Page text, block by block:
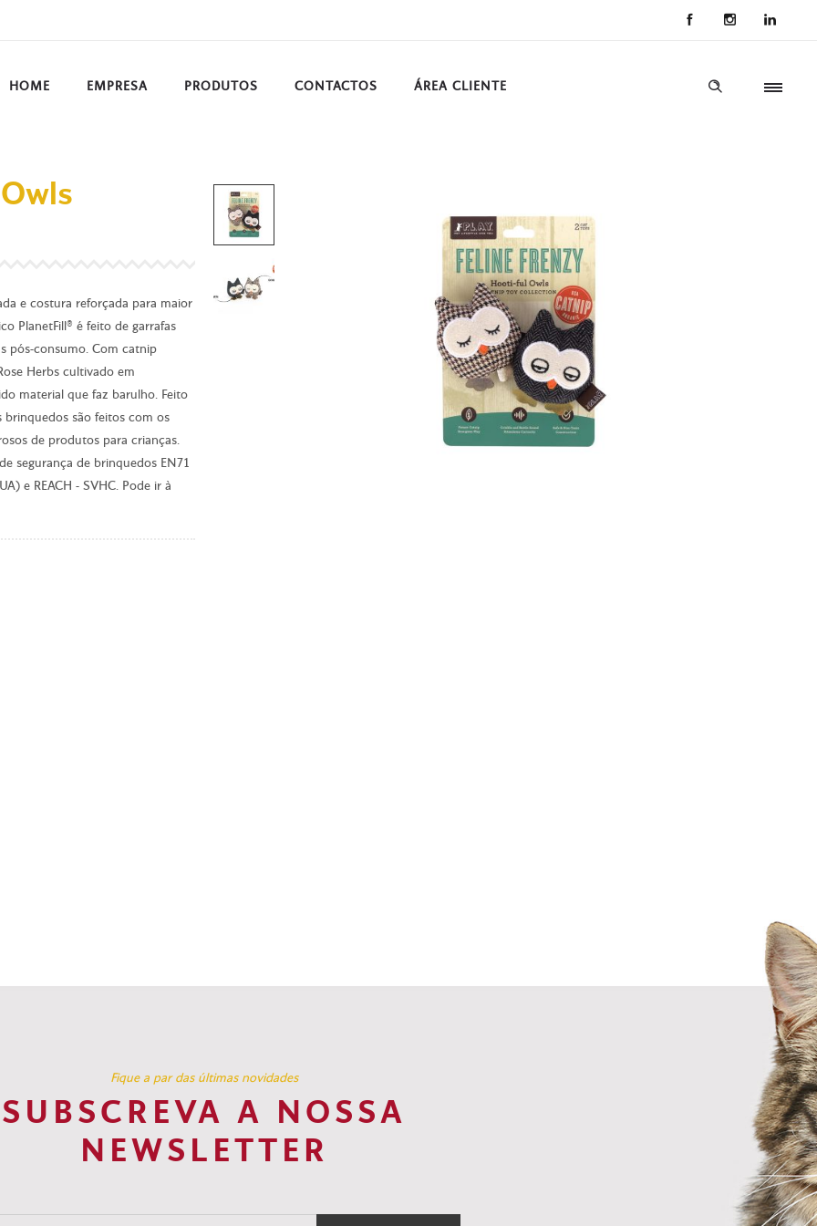
HOME EMPRESA PRODUTOS CONTACTOS ÁREA CLIENTE
e costura reforçada para maior
PlanetFill® é feito de garrafas
pós-consumo. Com catnip
Herbs cultivado em
material que faz barulho. Feito
brinquedos são feitos com os
de produtos para crianças.
segurança de brinquedos EN71
e REACH - SVHC. Pode ir à
Fique a par das últimas novidades
SUBSCREVA A NOSSA
NEWSLETTER